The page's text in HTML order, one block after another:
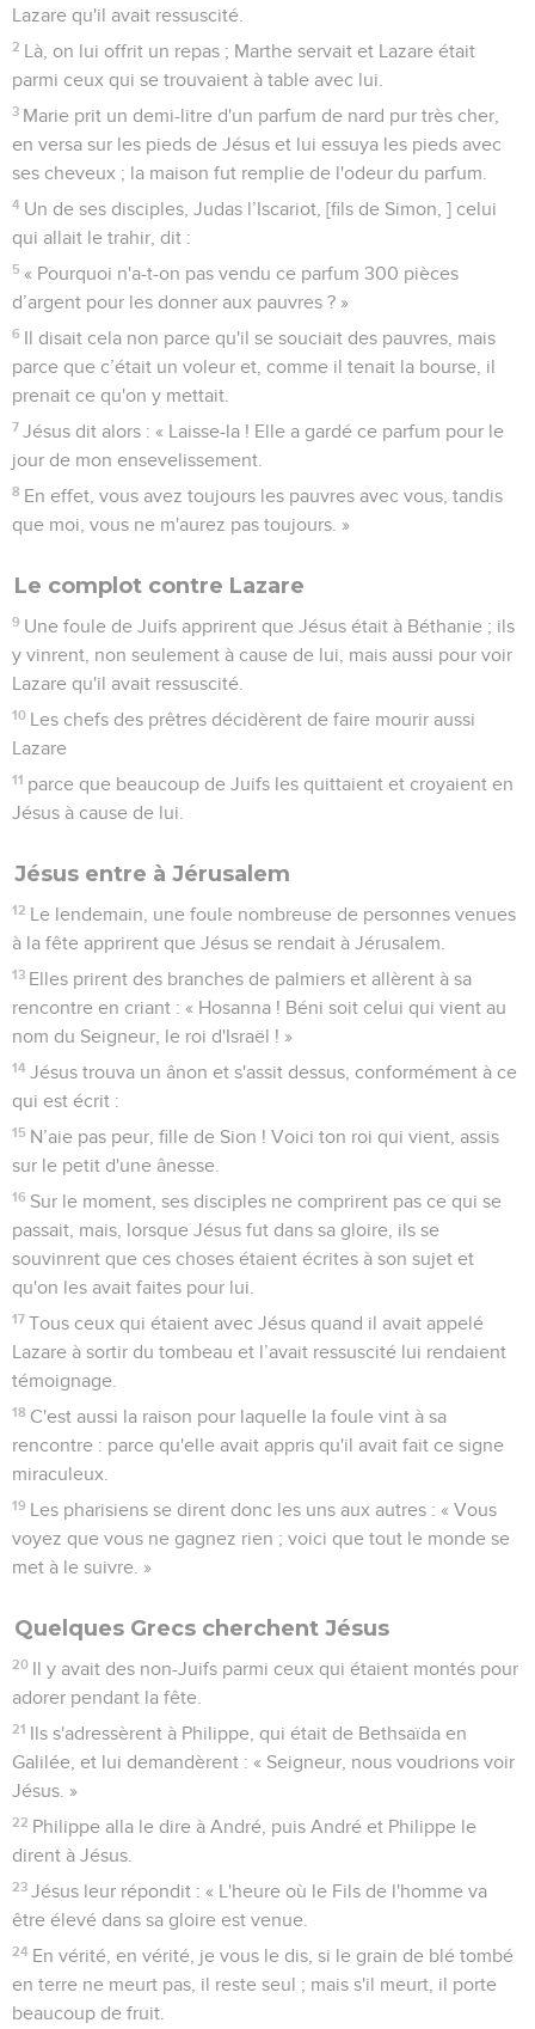
Lazare qu'il avait ressuscité.
2 Là, on lui offrit un repas ; Marthe servait et Lazare était
parmi ceux qui se trouvaient à table avec lui.
3 Marie prit un demi-litre d'un parfum de nard pur très cher,
en versa sur les pieds de Jésus et lui essuya les pieds avec
ses cheveux ; la maison fut remplie de l'odeur du parfum.
4 Un de ses disciples, Judas l’Iscariot, [fils de Simon, ] celui
qui allait le trahir, dit :
5 « Pourquoi n'a-t-on pas vendu ce parfum 300 pièces
d’argent pour les donner aux pauvres ? »
6 Il disait cela non parce qu'il se souciait des pauvres, mais
parce que c’était un voleur et, comme il tenait la bourse, il
prenait ce qu'on y mettait.
7 Jésus dit alors : « Laisse-la ! Elle a gardé ce parfum pour le
jour de mon ensevelissement.
8 En effet, vous avez toujours les pauvres avec vous, tandis
que moi, vous ne m'aurez pas toujours. »
Le complot contre Lazare
9 Une foule de Juifs apprirent que Jésus était à Béthanie ; ils
y vinrent, non seulement à cause de lui, mais aussi pour voir
Lazare qu'il avait ressuscité.
10 Les chefs des prêtres décidèrent de faire mourir aussi
Lazare
11 parce que beaucoup de Juifs les quittaient et croyaient en
Jésus à cause de lui.
Jésus entre à Jérusalem
12 Le lendemain, une foule nombreuse de personnes venues
à la fête apprirent que Jésus se rendait à Jérusalem.
13 Elles prirent des branches de palmiers et allèrent à sa
rencontre en criant : « Hosanna ! Béni soit celui qui vient au
nom du Seigneur, le roi d'Israël ! »
14 Jésus trouva un ânon et s'assit dessus, conformément à ce
qui est écrit :
15 N’aie pas peur, fille de Sion ! Voici ton roi qui vient, assis
sur le petit d'une ânesse.
16 Sur le moment, ses disciples ne comprirent pas ce qui se
passait, mais, lorsque Jésus fut dans sa gloire, ils se
souvinrent que ces choses étaient écrites à son sujet et
qu'on les avait faites pour lui.
17 Tous ceux qui étaient avec Jésus quand il avait appelé
Lazare à sortir du tombeau et l’avait ressuscité lui rendaient
témoignage.
18 C'est aussi la raison pour laquelle la foule vint à sa
rencontre : parce qu'elle avait appris qu'il avait fait ce signe
miraculeux.
19 Les pharisiens se dirent donc les uns aux autres : « Vous
voyez que vous ne gagnez rien ; voici que tout le monde se
met à le suivre. »
Quelques Grecs cherchent Jésus
20 Il y avait des non-Juifs parmi ceux qui étaient montés pour
adorer pendant la fête.
21 Ils s'adressèrent à Philippe, qui était de Bethsaïda en
Galilée, et lui demandèrent : « Seigneur, nous voudrions voir
Jésus. »
22 Philippe alla le dire à André, puis André et Philippe le
dirent à Jésus.
23 Jésus leur répondit : « L'heure où le Fils de l'homme va
être élevé dans sa gloire est venue.
24 En vérité, en vérité, je vous le dis, si le grain de blé tombé
en terre ne meurt pas, il reste seul ; mais s'il meurt, il porte
beaucoup de fruit.